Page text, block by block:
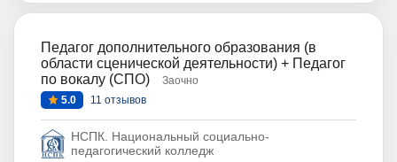
Педагог дополнительного образования (в
области сценической деятельности) + Педагог
по вокалу (СПО)
Заочно
5.0
11 отзывов
НСПК. Национальный социально-
педагогический колледж